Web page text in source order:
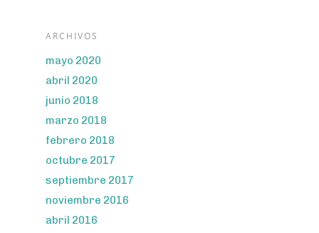
ARCHIVOS
mayo 2020
abril 2020
junio 2018
marzo 2018
febrero 2018
octubre 2017
septiembre 2017
noviembre 2016
abril 2016